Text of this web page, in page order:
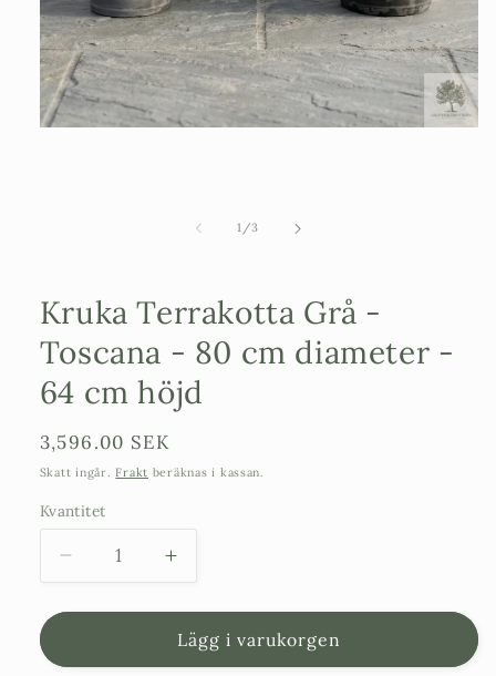
1 /av
3
Kruka Terrakotta Grå -
Toscana - 80 cm diameter -
64 cm höjd
Ordinarie
pris
3,596.00 SEK
Skatt ingår. Frakt beräknas i kassan.
Kvantitet
Minska
kvantitet
för
Terrakotta
Öka
kvantitet
för
Kruka
Terrakotta
Lägg i varukorgen